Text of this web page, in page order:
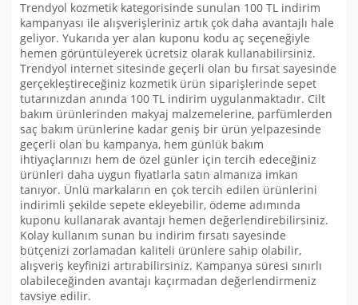
Trendyol kozmetik kategorisinde sunulan 100 TL indirim
kampanyası ile alışverişleriniz artık çok daha avantajlı hale
geliyor. Yukarıda yer alan kuponu kodu aç seçeneğiyle
hemen görüntüleyerek ücretsiz olarak kullanabilirsiniz.
Trendyol internet sitesinde geçerli olan bu fırsat sayesinde
gerçekleştireceğiniz kozmetik ürün siparişlerinde sepet
tutarınızdan anında 100 TL indirim uygulanmaktadır. Cilt
bakım ürünlerinden makyaj malzemelerine, parfümlerden
saç bakım ürünlerine kadar geniş bir ürün yelpazesinde
geçerli olan bu kampanya, hem günlük bakım
ihtiyaçlarınızı hem de özel günler için tercih edeceğiniz
ürünleri daha uygun fiyatlarla satın almanıza imkan
tanıyor. Ünlü markaların en çok tercih edilen ürünlerini
indirimli şekilde sepete ekleyebilir, ödeme adımında
kuponu kullanarak avantajı hemen değerlendirebilirsiniz.
Kolay kullanım sunan bu indirim fırsatı sayesinde
bütçenizi zorlamadan kaliteli ürünlere sahip olabilir,
alışveriş keyfinizi artırabilirsiniz. Kampanya süresi sınırlı
olabileceğinden avantajı kaçırmadan değerlendirmeniz
tavsiye edilir.